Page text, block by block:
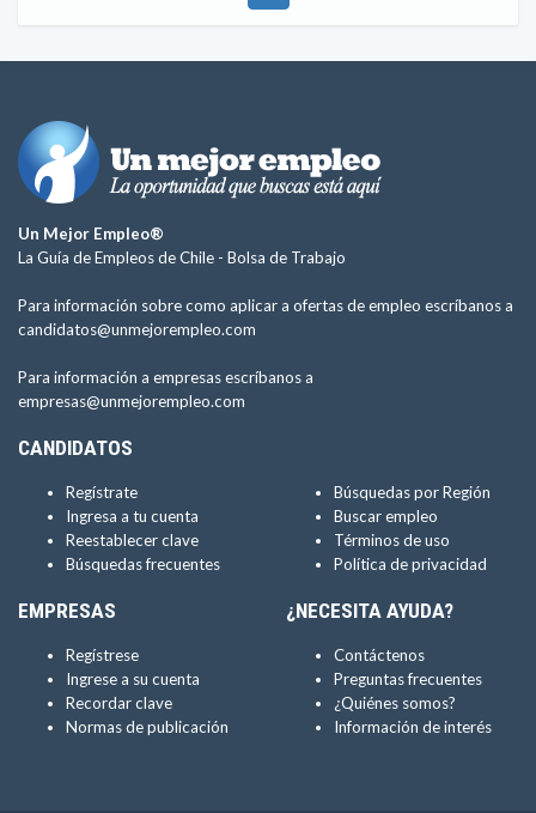
Un Mejor Empleo®
La Guía de Empleos de Chile - Bolsa de Trabajo
Para información sobre como aplicar a ofertas de empleo escríbanos a
candidatos@unmejorempleo.com
Para información a empresas escríbanos a
empresas@unmejorempleo.com
CANDIDATOS
Regístrate
Ingresa a tu cuenta
Reestablecer clave
Búsquedas frecuentes
Búsquedas por Región
Buscar empleo
Términos de uso
Política de privacidad
EMPRESAS
Regístrese
Ingrese a su cuenta
Recordar clave
Normas de publicación
¿NECESITA AYUDA?
Contáctenos
Preguntas frecuentes
¿Quiénes somos?
Información de interés